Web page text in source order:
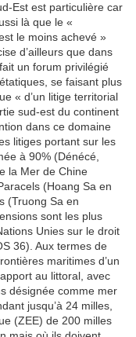
Est est particulière car
là que le «
le moins achevé »
d’ailleurs que dans
un forum privilégié
se faisant plus
« d’un litige territorial
sud-est du continent
dans ce domaine
litiges portant sur les
à 90% (Dénécé,
la Mer de Chine
(Hoang Sa en
(Truong Sa en
sont les plus
Unies sur le droit
36). Aux termes de
maritimes d’un
au littoral, avec
désignée comme mer
jusqu’à 24 milles,
(ZEE) de 200 milles